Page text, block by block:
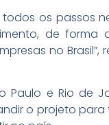
todos os passos
de forma
no
Paulo e Rio de
o projeto para